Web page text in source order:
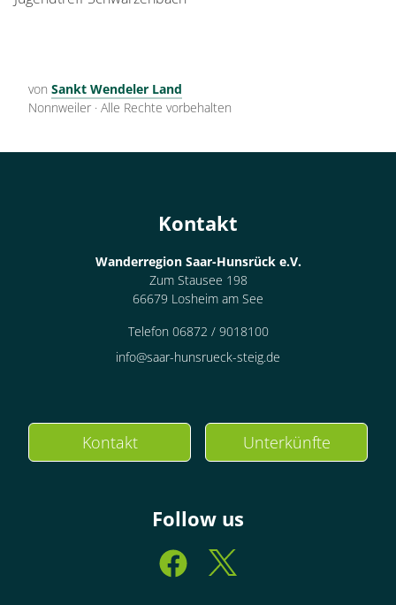
von Sankt Wendeler Land
Nonnweiler · Alle Rechte vorbehalten
Kontakt
Wanderregion Saar-Hunsrück e.V.
Zum Stausee 198
66679 Losheim am See
Telefon 06872 / 9018100
info@saar-hunsrueck-steig.de
Kontakt Unterkünfte
Follow us